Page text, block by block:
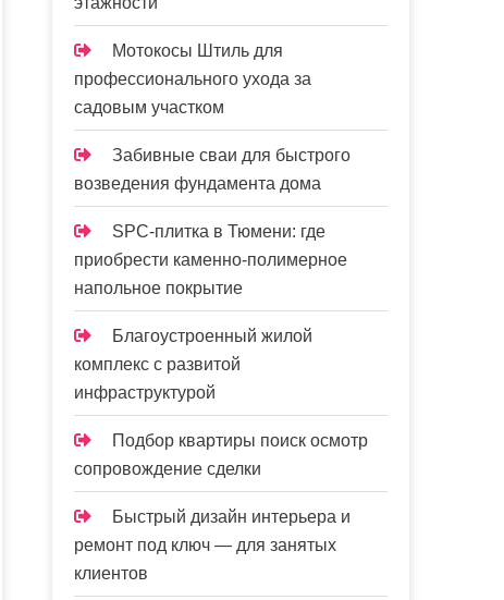
Мотокосы Штиль для
профессионального ухода за
садовым участком
Забивные сваи для быстрого
возведения фундамента дома
SPC-плитка в Тюмени: где
приобрести каменно-полимерное
напольное покрытие
Благоустроенный жилой
комплекс с развитой
инфраструктурой
Подбор квартиры поиск осмотр
сопровождение сделки
Быстрый дизайн интерьера и
ремонт под ключ — для занятых
клиентов